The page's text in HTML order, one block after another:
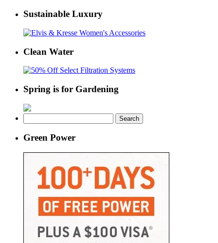
Sustainable Luxury
Clean Water
Spring is for Gardening
for:
Green Power